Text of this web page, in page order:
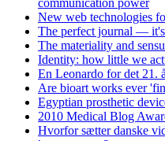
communication power
New web technologies
The perfect journal —
The materiality and
Identity: how little we
En Leonardo for det 21.
Are bioart works ever
Egyptian prosthetic
2010 Medical Blog
Hvorfor sætter danske